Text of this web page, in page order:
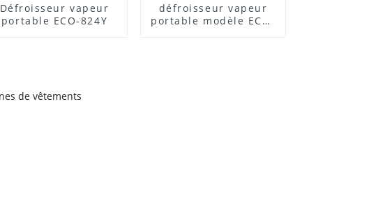
Défroisseur vapeur
portable ECO-824Y
défroisseur vapeur
portable modèle ECO-